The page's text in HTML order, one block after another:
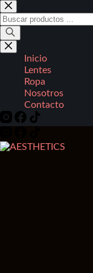
Saltar
al
contenido
Búsqueda
de
productos
Inicio
Lentes
Ropa
Nosotros
Contacto